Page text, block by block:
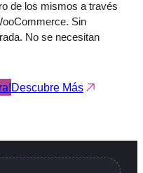
de los mismos a través
Sin
No se necesitan
Descubre Más